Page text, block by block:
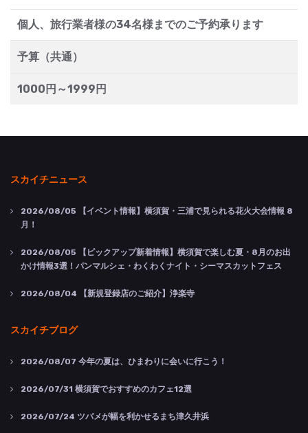
個人、旅行業者様の34名様までのご予約承ります
予算（共通）
1000円～1999円
スカイチニュース
2026/08/05 【イベント情報】横須賀・三浦で見られる花火大会情報 8
月！
2026/08/05 【ピックアップ新着情報】横須賀で楽しむ夏・8月のお出
かけ情報3選！パンマルシェ・わくわくナイト・シーマスカットフェス
2026/08/04 【新規登録店のご紹介】浄楽寺
スカイチブログ
2026/08/07 今年の夏は、ひまわりに会いに行こう！
2026/07/31 横須賀でおすすめのカフェ12選
2026/07/24 ツバメが幅を利かせるまち津久井浜